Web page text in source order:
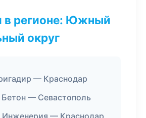
в регионе: Южный
округ
— Краснодар
— Севастополь
Инженерия — Краснодар